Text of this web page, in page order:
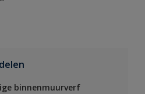
binnenmuurverf